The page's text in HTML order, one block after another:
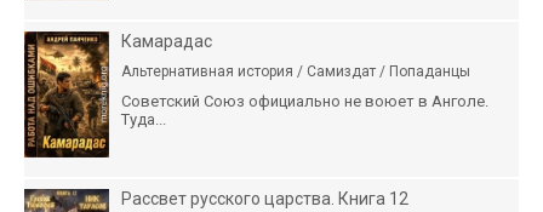
Камарадас
Альтернативная история / Самиздат / Попаданцы
Советский Союз официально не воюет в Анголе.
Туда...
Рассвет русского царства. Книга 12